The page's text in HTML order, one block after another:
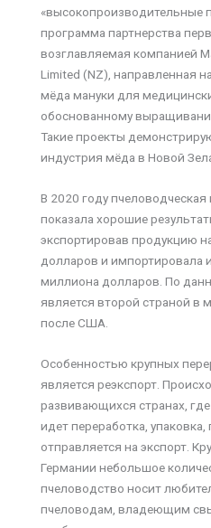
«высокопроизводительные
программа партнерства
возглавляемая компанией
Limited (NZ), направленная
мёда мануки для
обоснованному
Такие проекты
индустрия мёда в Новой
В 2020 году
показала хорошие
экспортировав продукцию
долларов и импортировала
миллиона долларов. По
является второй страной в
после США.
Особенностью крупных
является реэкспорт.
развивающихся странах,
идет переработка,
отправляется на экспорт.
Германии небольшое
пчеловодство носит
пчеловодам, владеющим